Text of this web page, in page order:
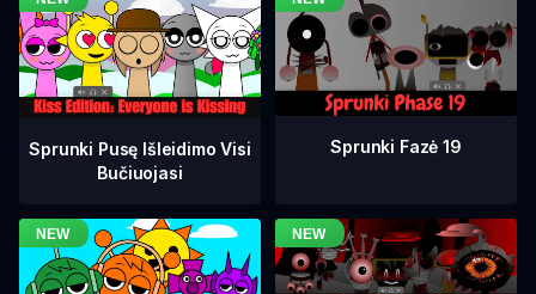
Sprunki Pusę Išleidimo Visi
Bučiuojasi
Sprunki Fazė 19